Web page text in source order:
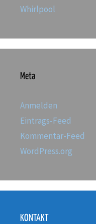
Whirlpool
Meta
Anmelden
Eintrags-Feed
Kommentar-Feed
WordPress.org
KONTAKT